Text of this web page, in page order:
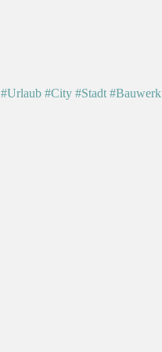
#Urlaub #City #Stadt #Bauwerk